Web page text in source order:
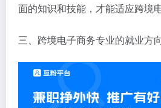
面的知识和技能，才能适应跨境
三、跨境电子商务专业的就业方